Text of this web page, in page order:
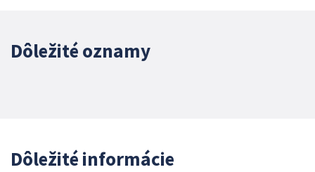
Dôležité oznamy
Dôležité informácie